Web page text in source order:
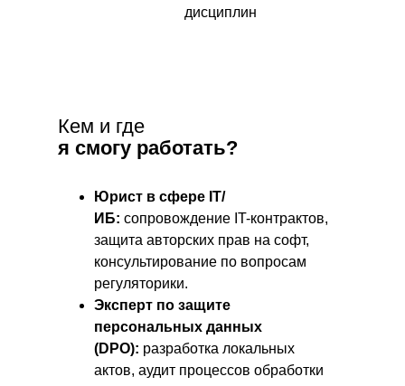
дисциплин
я смогу работать?
Кем и где
Юрист в сфере IT/
ИБ: сопровождение IT-контрактов,
защита авторских прав на софт,
консультирование по вопросам
регуляторики.
Эксперт по защите
персональных данных
(DPO): разработка локальных
актов, аудит процессов обработки